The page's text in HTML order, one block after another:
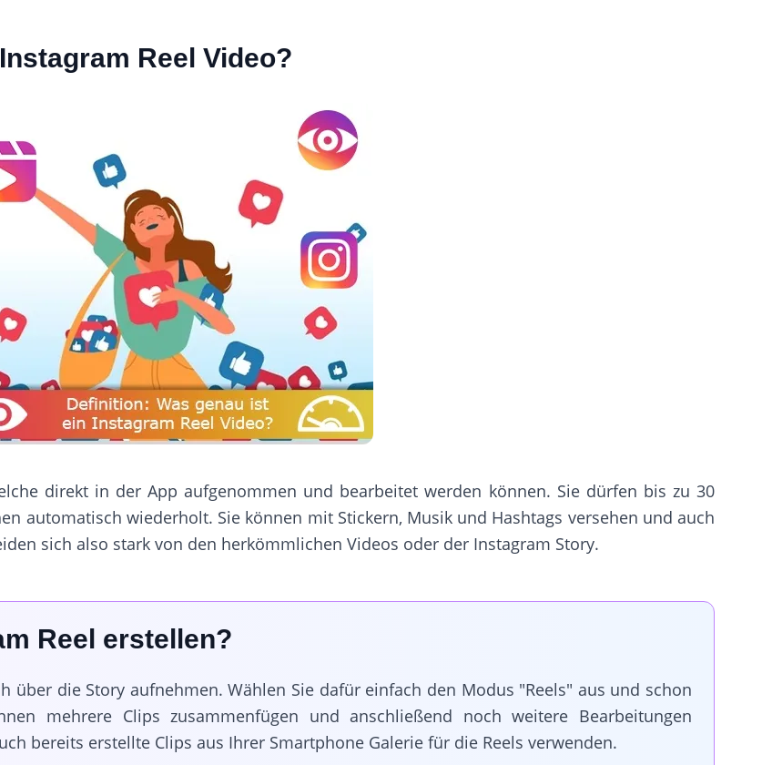
Reel Video?
direkt in der App aufgenommen und bearbeitet werden können. Sie dürfen bis zu 30
automatisch wiederholt. Sie können mit Stickern, Musik und Hashtags versehen und auch
sich also stark von den herkömmlichen Videos oder der Instagram Story.
Reel erstellen?
über die Story aufnehmen. Wählen Sie dafür einfach den Modus "Reels" aus und schon
mehrere Clips zusammenfügen und anschließend noch weitere Bearbeitungen
bereits erstellte Clips aus Ihrer Smartphone Galerie für die Reels verwenden.